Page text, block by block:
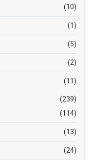
(10)
(1)
(5)
(2)
(11)
(239)
(114)
(13)
(24)